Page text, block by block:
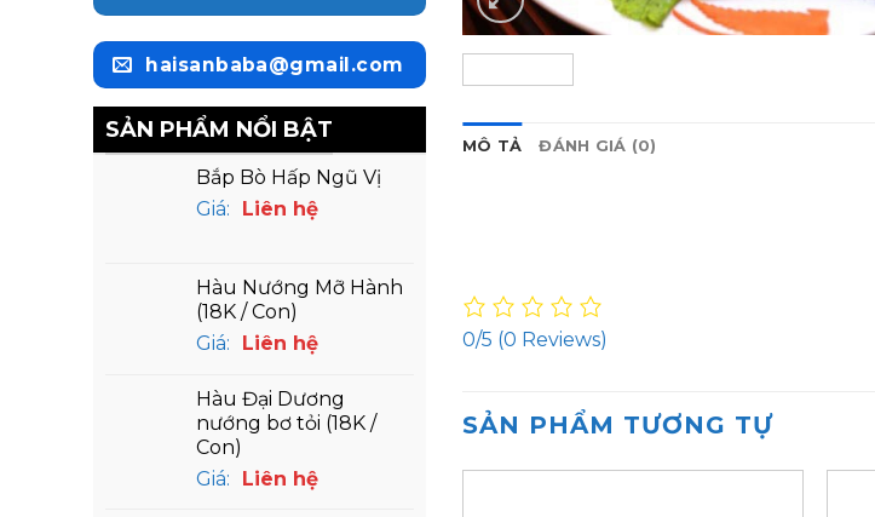
haisanbaba@gmail.com
SẢN PHẨM NỔI BẬT
Bắp Bò Hấp Ngũ Vị
Giá:
Liên hệ
Hàu Nướng Mỡ Hành
(18K / Con)
Giá:
Liên hệ
Hàu Đại Dương
nướng bơ tỏi (18K /
Con)
Giá:
Liên hệ
MÔ TẢ ĐÁNH GIÁ (0)
0/5 (0 Reviews)
SẢN PHẨM TƯƠNG TỰ